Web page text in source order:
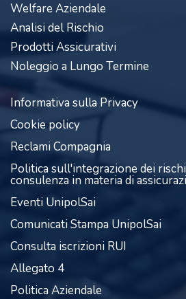
Welfare Aziendale
Analisi del Rischio
Prodotti Assicurativi
Noleggio a Lungo Termine
Informativa sulla Privacy
Cookie policy
Reclami Compagnia
Politica sull'integrazione dei
consulenza in materia di
Eventi UnipolSai
Comunicati Stampa UnipolSai
Consulta iscrizioni RUI
Allegato 4
Politica Aziendale